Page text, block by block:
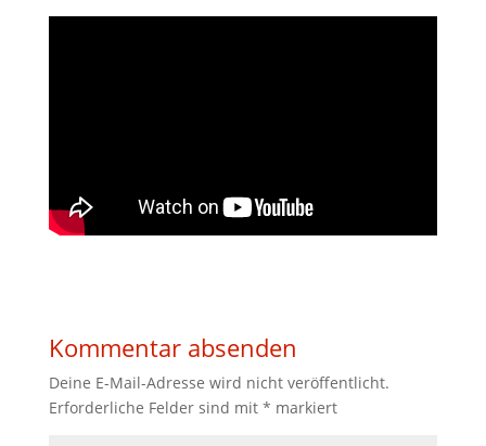
Kommentar absenden
Deine E-Mail-Adresse wird nicht veröffentlicht.
Erforderliche Felder sind mit * markiert